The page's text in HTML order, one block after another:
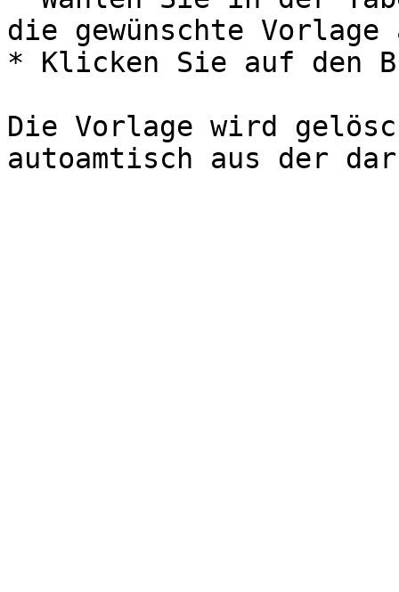
die gewünschte Vorlage
* Klicken Sie auf den
Die Vorlage wird